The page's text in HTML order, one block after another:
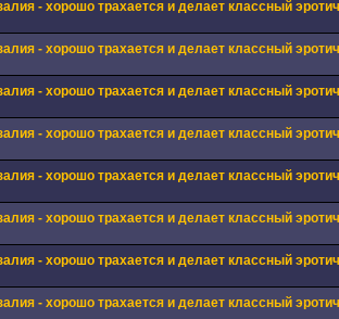
- хорошо трахается и делает классный
- хорошо трахается и делает классный
- хорошо трахается и делает классный
- хорошо трахается и делает классный
- хорошо трахается и делает классный
- хорошо трахается и делает классный
- хорошо трахается и делает классный
- хорошо трахается и делает классный